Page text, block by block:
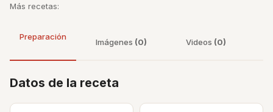
Más recetas:
Preparación
Imágenes (0) Videos (0)
Datos de la receta